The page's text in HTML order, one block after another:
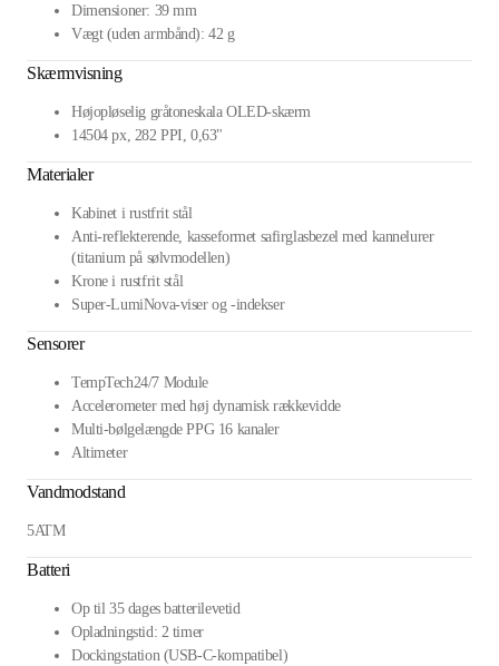
Dimensioner: 39 mm
Vægt (uden armbånd): 42 g
Skærmvisning
Højopløselig gråtoneskala OLED-skærm
14504 px, 282 PPI, 0,63"
Materialer
Kabinet i rustfrit stål
Anti-reflekterende, kasseformet safirglasbezel med kannelurer
(titanium på sølvmodellen)
Krone i rustfrit stål
Super-LumiNova-viser og -indekser
Sensorer
TempTech24/7 Module
Accelerometer med høj dynamisk rækkevidde
Multi-bølgelængde PPG 16 kanaler
Altimeter
Vandmodstand
5ATM
Batteri
Op til 35 dages batterilevetid
Opladningstid: 2 timer
Dockingstation (USB-C-kompatibel)